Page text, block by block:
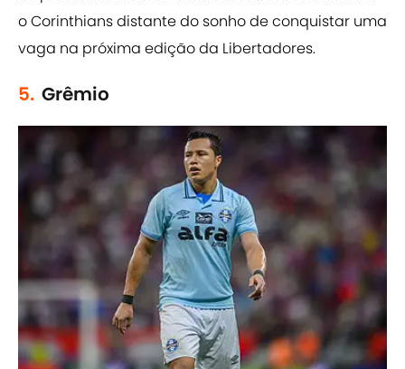
o Corinthians distante do sonho de conquistar uma
vaga na próxima edição da Libertadores.
5. Grêmio